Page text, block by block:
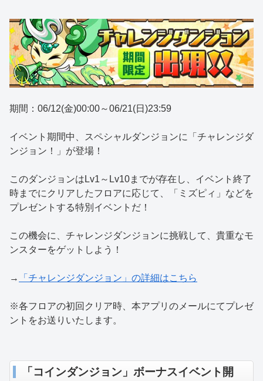
期間：06/12(金)00:00～06/21(日)23:59
イベント期間中、スペシャルダンジョンに「チャレンジダ
ンジョン！」が登場！
このダンジョンはLv1～Lv10までが存在し、イベント終了
時までにクリアしたフロアに応じて、「ミズピィ」などを
プレゼントする特別イベントだ！
この機会に、チャレンジダンジョンに挑戦して、貴重なモ
ンスターをゲットしよう！
→ 「チャレンジダンジョン」の詳細はこちら
※各フロアの初回クリア時、本アプリのメールにてプレゼ
ントをお送りいたします。
「コインダンジョン」ボーナスイベント開